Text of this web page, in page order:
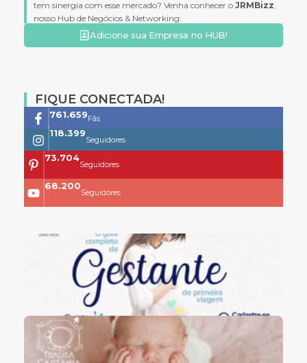
tem sinergia com esse mercado? Venha conhecer o JRMBizz
nosso Hub de Negócios & Networking:
Adicione sua Empresa no HUB!
FIQUE CONECTADA!
761.659Fãs
118.399
Seguidores
73.704
Seguidores
68.200
Seguidores